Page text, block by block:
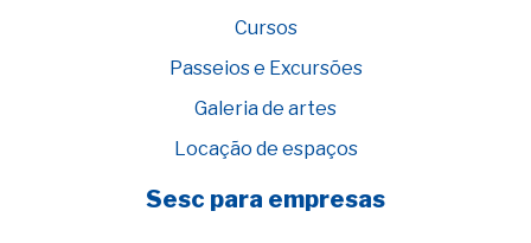
Cursos
Passeios e Excursões
Galeria de artes
Locação de espaços
Sesc para empresas